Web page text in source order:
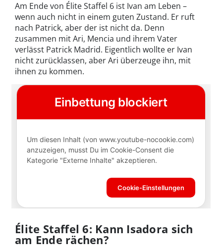
Am Ende von Élite Staffel 6 ist Ivan am Leben –
wenn auch nicht in einem guten Zustand. Er ruft
nach Patrick, aber der ist nicht da. Denn
zusammen mit Ari, Mencia und ihrem Vater
verlässt Patrick Madrid. Eigentlich wollte er Ivan
nicht zurücklassen, aber Ari überzeuge ihn, mit
ihnen zu kommen.
Élite Staffel 6: Kann Isadora sich
am Ende rächen?